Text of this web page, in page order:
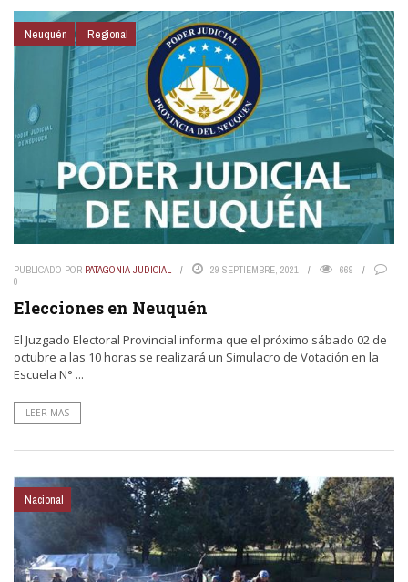
Neuquén Regional
PUBLICADO POR PATAGONIA JUDICIAL 29 SEPTIEMBRE, 2021
669
0
Elecciones en Neuquén
El Juzgado Electoral Provincial informa que el próximo sábado 02 de
octubre a las 10 horas se realizará un Simulacro de Votación en la
Escuela N° ...
LEER MAS
Nacional